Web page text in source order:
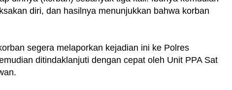
diri, dan hasilnya menunjukkan bahwa korban
segera melaporkan kejadian ini ke Polres
ditindaklanjuti dengan cepat oleh Unit PPA Sat